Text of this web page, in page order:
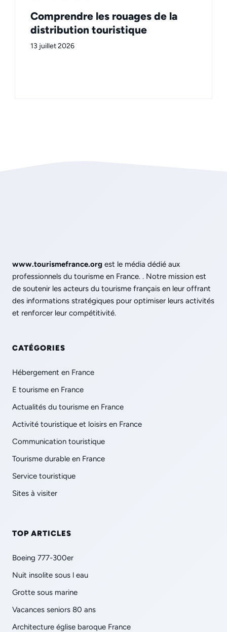
Comprendre les rouages de la
distribution touristique
13 juillet 2026
www.tourismefrance.org est le média dédié aux
professionnels du tourisme en France. . Notre mission est
de soutenir les acteurs du tourisme français en leur offrant
des informations stratégiques pour optimiser leurs activités
et renforcer leur compétitivité.
CATÉGORIES
Hébergement en France
E tourisme en France
Actualités du tourisme en France
Activité touristique et loisirs en France
Communication touristique
Tourisme durable en France
Service touristique
Sites à visiter
TOP ARTICLES
Boeing 777-300er
Nuit insolite sous l eau
Grotte sous marine
Vacances seniors 80 ans
Architecture église baroque France